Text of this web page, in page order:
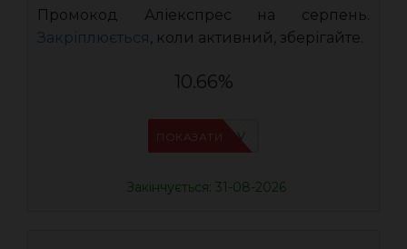
Промокод Аліекспрес на серпень.
Закріплюється, коли активний, зберігайте.
10.66%
IFPHE6DV
ПОКАЗАТИ
Закінчується: 31-08-2026